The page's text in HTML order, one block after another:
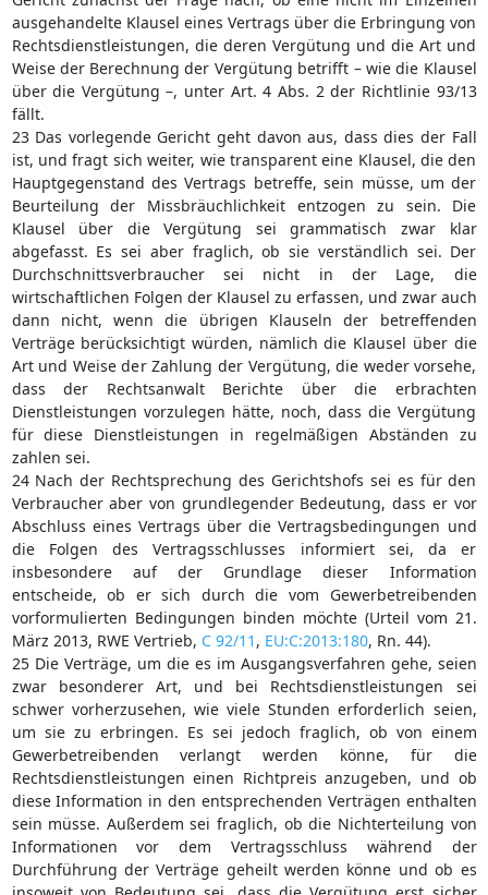
ausgehandelte Klausel eines Vertrags über die Erbringung von
Rechtsdienstleistungen, die deren Vergütung und die Art und
Weise der Berechnung der Vergütung betrifft – wie die Klausel
über die Vergütung –, unter Art. 4 Abs. 2 der Richtlinie 93/13
fällt.
23 Das vorlegende Gericht geht davon aus, dass dies der Fall
ist, und fragt sich weiter, wie transparent eine Klausel, die den
Hauptgegenstand des Vertrags betreffe, sein müsse, um der
Beurteilung der Missbräuchlichkeit entzogen zu sein. Die
Klausel über die Vergütung sei grammatisch zwar klar
abgefasst. Es sei aber fraglich, ob sie verständlich sei. Der
Durchschnittsverbraucher sei nicht in der Lage, die
wirtschaftlichen Folgen der Klausel zu erfassen, und zwar auch
dann nicht, wenn die übrigen Klauseln der betreffenden
Verträge berücksichtigt würden, nämlich die Klausel über die
Art und Weise der Zahlung der Vergütung, die weder vorsehe,
dass der Rechtsanwalt Berichte über die erbrachten
Dienstleistungen vorzulegen hätte, noch, dass die Vergütung
für diese Dienstleistungen in regelmäßigen Abständen zu
zahlen sei.
24 Nach der Rechtsprechung des Gerichtshofs sei es für den
Verbraucher aber von grundlegender Bedeutung, dass er vor
Abschluss eines Vertrags über die Vertragsbedingungen und
die Folgen des Vertragsschlusses informiert sei, da er
insbesondere auf der Grundlage dieser Information
entscheide, ob er sich durch die vom Gewerbetreibenden
vorformulierten Bedingungen binden möchte (Urteil vom 21.
März 2013, RWE Vertrieb, C 92/11 , EU:C:2013:180, Rn. 44).
25 Die Verträge, um die es im Ausgangsverfahren gehe, seien
zwar besonderer Art, und bei Rechtsdienstleistungen sei
schwer vorherzusehen, wie viele Stunden erforderlich seien,
um sie zu erbringen. Es sei jedoch fraglich, ob von einem
Gewerbetreibenden verlangt werden könne, für die
Rechtsdienstleistungen einen Richtpreis anzugeben, und ob
diese Information in den entsprechenden Verträgen enthalten
sein müsse. Außerdem sei fraglich, ob die Nichterteilung von
Informationen vor dem Vertragsschluss während der
Durchführung der Verträge geheilt werden könne und ob es